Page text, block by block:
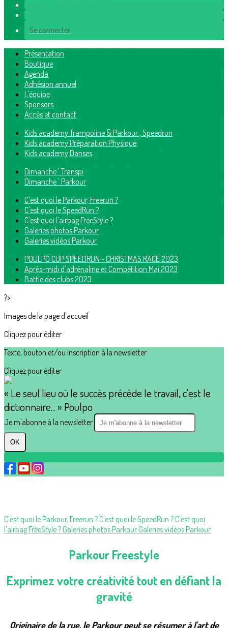
Se connecter
Présentation
Boutique
Agenda
Adhésion annuel
L'équipe
Sponsors
Accès et contact
Kids academy Trampoline & Parkour , Speedrun
Kids academy Préparation Physique
Kids academy Danses
Dimanche ' Transpi
Dimanche ' Parkour
C'est quoi le Parkour, Freerun ?
C'est quoi le SpeedRun ?
C'est quoi l'airbag FreeStyle ?
Galeries photos Parkour
Galeries vidéos Parkour
POULPO CUP SPEEDRUN - CHRISTMAS RACE 2023
Après-midi d'adrénaline et Compétition Mai 2023
Battle des clubs 2023
?>
Images de la page d'accueil
Cliquez pour éditer
Texte, bouton et/ou inscription à la newsletter
Cliquez pour éditer
« Le seul lieu où le succès précède le travail, c'est le
dictionnaire... » Poulpo
Je m'abonne à la newsletter
OK
C'est quoi le Parkour, Freerun ?C'est quoi le SpeedRun ?C'est quoi
l'airbag FreeStyle ?Galeries photos ParkourGaleries vidéos Parkour
Parkour Freestyle
Exprimez votre créativité tout en défiant la
gravité
Originaire de la rue, le Parkour peut se résumer à l'art de